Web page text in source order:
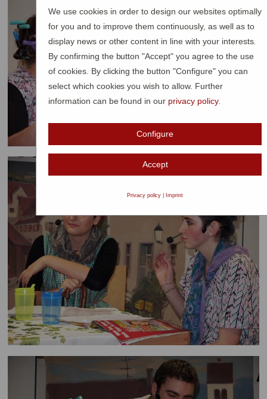
We use cookies in order to design our websites optimally
for you and to improve them continuously, as well as to
display news or other content in line with your interests.
By confirming the button "Accept" you agree to the use
of cookies. By clicking the button "Configure" you can
select which cookies you wish to allow. Further
information can be found in our privacy policy.
Configure
Accept
Privacy policy Imprint